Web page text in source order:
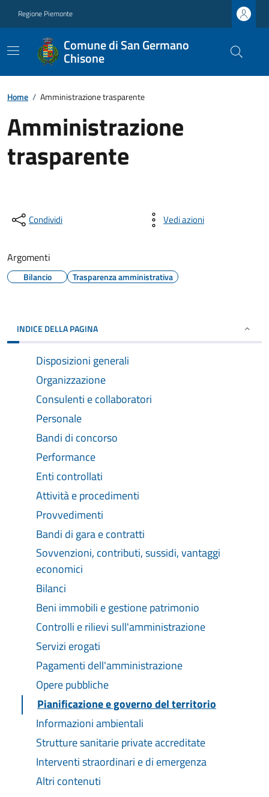
Regione Piemonte
Comune di San Germano
Chisone
Home / Amministrazione trasparente
Amministrazione
trasparente
Condividi Vedi azioni
Argomenti
Bilancio Trasparenza amministrativa
INDICE DELLA PAGINA
Disposizioni generali
Organizzazione
Consulenti e collaboratori
Personale
Bandi di concorso
Performance
Enti controllati
Attività e procedimenti
Provvedimenti
Bandi di gara e contratti
Sovvenzioni, contributi, sussidi, vantaggi
economici
Bilanci
Beni immobili e gestione patrimonio
Controlli e rilievi sull'amministrazione
Servizi erogati
Pagamenti dell'amministrazione
Opere pubbliche
Pianificazione e governo del territorio
Informazioni ambientali
Strutture sanitarie private accreditate
Interventi straordinari e di emergenza
Altri contenuti